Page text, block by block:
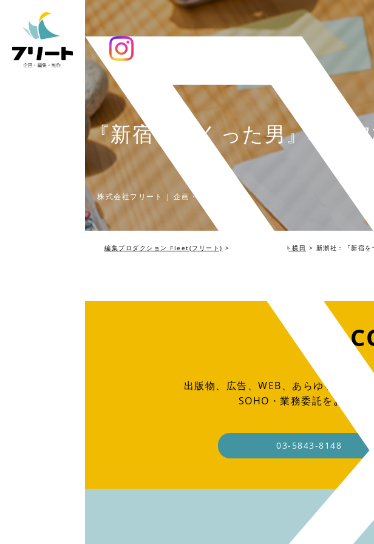
株式会社フリート | 企画・編集・制作
新潮社：『新宿をつくった男』著者
編集プロダクション Fleet(フリート) > フリート横田 > 新潮社：『新宿
出版物、広告、WEB、あらゆる制作物
SOHO・業務委託をお考え
03-5843-8148